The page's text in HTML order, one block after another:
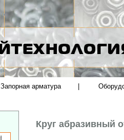
Запорная арматура
Круг абразивный